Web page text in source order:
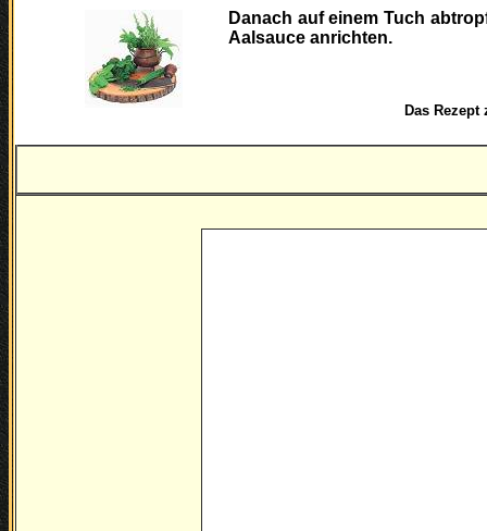
Danach auf einem Tuch
Aalsauce anrichten.
Das